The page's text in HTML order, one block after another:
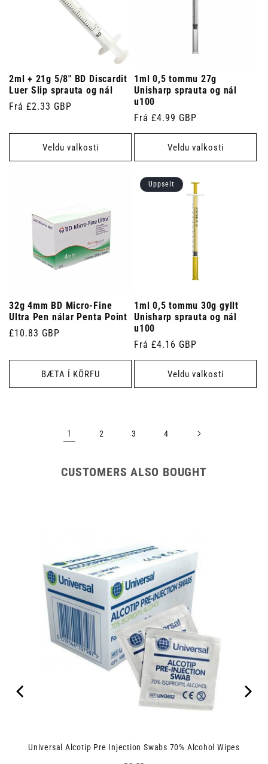
2ml + 21g 5/8" BD Discardit
Luer Slip sprauta og nál
Venjulegt
Frá £2.33 GBP
Veldu valkosti
1ml 0,5 tommu 27g
Unisharp sprauta og nál
u100
Venjulegt
verð
Frá £4.99 GBP
Veldu valkosti
32g 4mm BD Micro-Fine
Ultra Pen nálar Penta Point
Venjulegt
£10.83 GBP
BÆTA Í KÖRFU
Uppselt
1ml 0,5 tommu 30g gyllt
Unisharp sprauta og nál
u100
Venjulegt
verð
Frá £4.16 GBP
Veldu valkosti
1 2 3 4
CUSTOMERS ALSO BOUGHT
Universal Alcotip Pre Injection Swabs 70% Alcohol Wipes